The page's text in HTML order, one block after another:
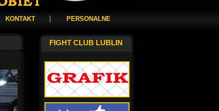
KONTAKT PERSONALNE
FIGHT CLUB LUBLIN